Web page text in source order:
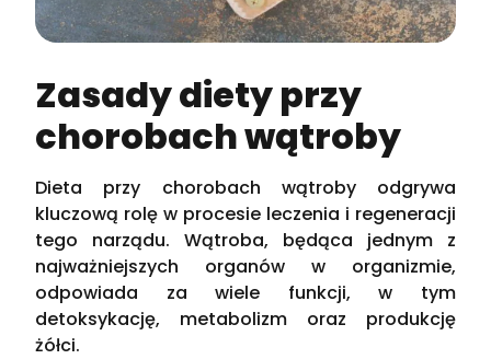
Zasady diety przy
chorobach wątroby
Dieta przy chorobach wątroby odgrywa
kluczową rolę w procesie leczenia i regeneracji
tego narządu. Wątroba, będąca jednym z
najważniejszych organów w organizmie,
odpowiada za wiele funkcji, w tym
detoksykację, metabolizm oraz produkcję
żółci.